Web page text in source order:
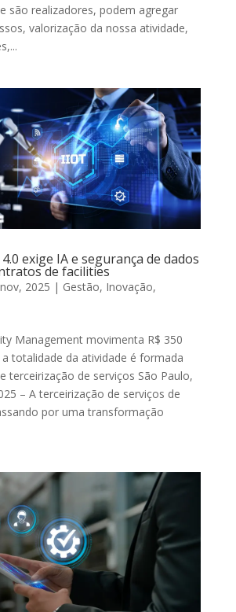
Lançame
nto do
Anuario
de
Gestão de
Ativos no
Edição
2025
Receba o Seu
AQUI E BAIXE
DO POP-UP PARA FECHAR
são realizadores, podem agregar
valorização da nossa atividade,
exige IA e segurança de dados
de facilities
2025 | Gestão, Inovação,
Management movimenta R$ 350
totalidade da atividade é formada
terceirização de serviços São Paulo,
– A terceirização de serviços de
por uma transformação